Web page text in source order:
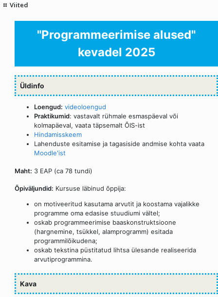
Viited
"Programmeerimise alused"
kevadel 2025
Üldinfo
Loengud: videoloengud
Praktikumid: vastavalt rühmale esmaspäeval või
kolmapäeval, vaata täpsemalt ÕIS-ist
Hindamisskeem
Lahenduste esitamise ja tagasiside andmise kohta vaata
Moodle'ist
Maht: 3 EAP (ca 78 tundi)
Õpiväljundid: Kursuse läbinud õppija:
on motiveeritud kasutama arvutit ja koostama vajalikke
programme oma edasise stuudiumi vältel;
oskab programmeerimise baaskonstruktsioone
(hargnemine, tsükkel, alamprogramm) esitada
programmilõikudena;
oskab tekstina püstitatud lihtsa ülesande realiseerida
arvutiprogrammina.
Kava